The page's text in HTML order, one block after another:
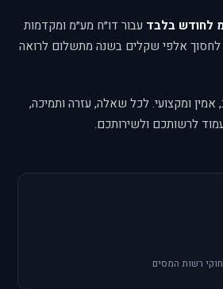
עבור דו״ח מע״מ ומקדמות
אלפי שקלים בשנה מתשלום לרואה
אמין ומקצועי. לכל שאלה, עזרה ותמיכה,
לרשותכם ולשירותכם.
רשות המסים